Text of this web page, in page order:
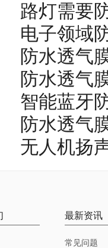
路灯需要
电子领域
防水透气
防水透气
智能蓝牙
防水透气
无人机扬
最新资讯
常见问题